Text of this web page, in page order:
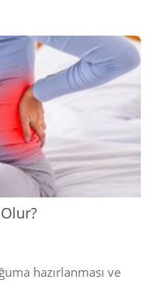
2024
hazırlanması ve